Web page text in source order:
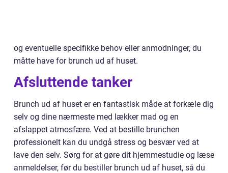
og eventuelle specifikke behov eller anmodninger, du
måtte have for brunch ud af huset.
Afsluttende tanker
Brunch ud af huset er en fantastisk måde at forkæle dig
selv og dine nærmeste med lækker mad og en
afslappet atmosfære. Ved at bestille brunchen
professionelt kan du undgå stress og besvær ved at
lave den selv. Sørg for at gøre dit hjemmestudie og læse
anmeldelser, før du bestiller brunch ud af huset, så du